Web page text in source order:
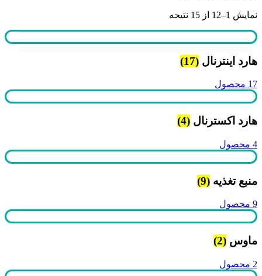
نمایش 1–12 از 15 نتیجه
هارد اینترنال (17)
17 محصول
هارد اکسترنال (4)
4 محصول
منبع تغذیه (9)
9 محصول
ماوس (2)
2 محصول